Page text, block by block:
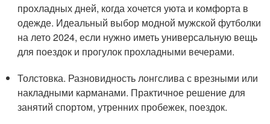
прохладных дней, когда хочется уюта и комфорта в
одежде. Идеальный выбор модной мужской футболки
на лето 2024, если нужно иметь универсальную вещь
для поездок и прогулок прохладными вечерами.
Толстовка. Разновидность лонгслива с врезными или
накладными карманами. Практичное решение для
занятий спортом, утренних пробежек, поездок.